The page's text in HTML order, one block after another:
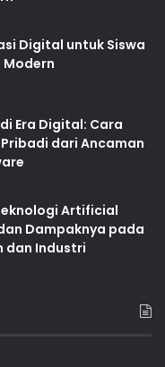
Digital untuk Siswa
Modern
Era Digital: Cara
dari Ancaman
Artificial
Dampaknya pada
dan Industri